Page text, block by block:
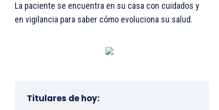
La paciente se encuentra en su casa con cuidados y
en vigilancia para saber cómo evoluciona su salud.
Titulares de hoy: